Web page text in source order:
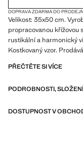
DOPRAVA ZDARMA DO
Velikost: 35x50 cm.
propracovanou křížovou
rustikální a harmonický
Kostkovaný vzor.
PŘEČTĚTE SI VÍCE
PODROBNOSTI,
DOSTUPNOST V